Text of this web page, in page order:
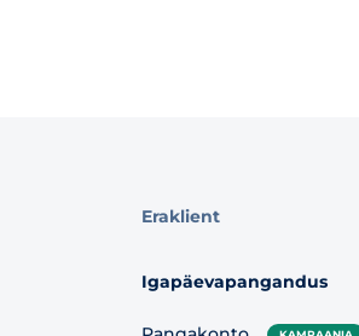
Eraklient
Igapäevapangandus